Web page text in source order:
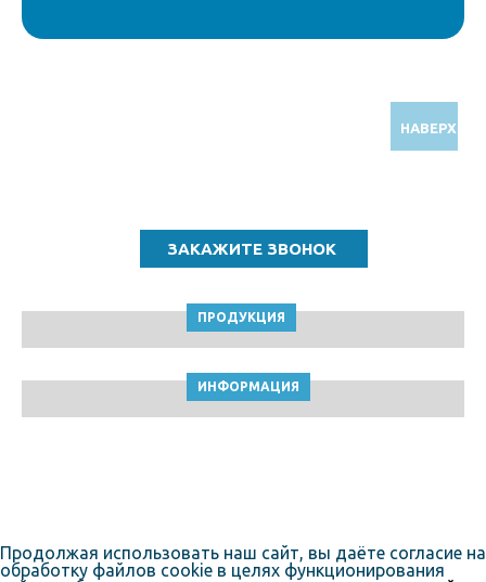
НАВЕРХ
ПРОДУКЦИЯ
ИНФОРМАЦИЯ
Продолжая использовать наш сайт, вы даёте согласие на
обработку файлов cookie в целях функционирования